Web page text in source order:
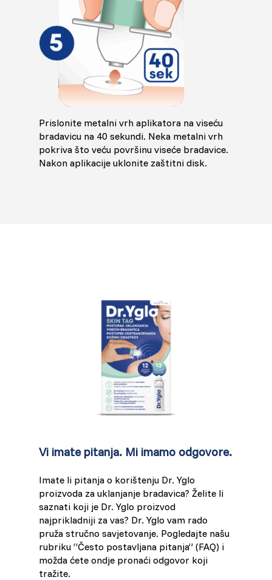
Prislonite metalni vrh aplikatora na viseću
bradavicu na 40 sekundi. Neka metalni vrh
pokriva što veću površinu viseće bradavice.
Nakon aplikacije uklonite zaštitni disk.
Vi imate pitanja. Mi imamo odgovore.
Imate li pitanja o korištenju Dr. Yglo
proizvoda za uklanjanje bradavica? Želite li
saznati koji je Dr. Yglo proizvod
najprikladniji za vas? Dr. Yglo vam rado
pruža stručno savjetovanje. Pogledajte našu
rubriku “Često postavljana pitanja” (FAQ) i
možda ćete ondje pronaći odgovor koji
tražite.